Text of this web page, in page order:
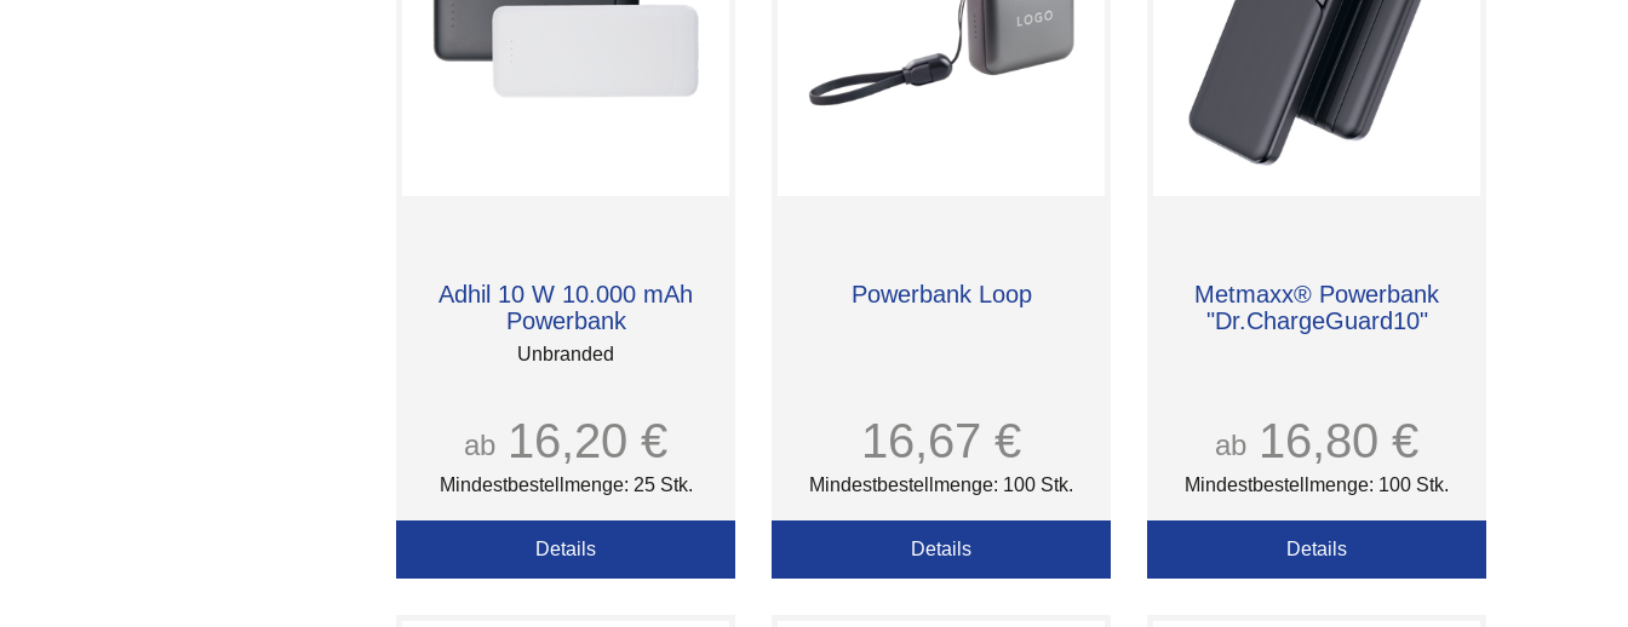
Adhil 10 W 10.000 mAh
Powerbank
Unbranded
ab 16,20 €
Mindestbestellmenge: 25 Stk.
Details
Powerbank Loop
16,67 €
Mindestbestellmenge: 100 Stk.
Details
Metmaxx® Powerbank
"Dr.ChargeGuard10"
ab 16,80 €
Mindestbestellmenge: 100 Stk.
Details